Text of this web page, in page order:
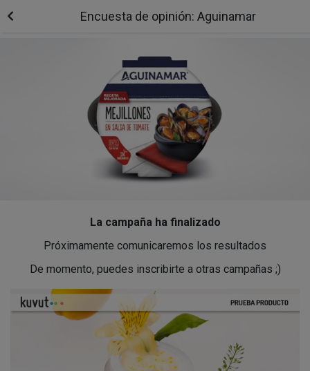
Encuesta de opinión: Aguinamar
La campaña ha finalizado
Próximamente comunicaremos los resultados
De momento, puedes inscribirte a otras campañas ;)